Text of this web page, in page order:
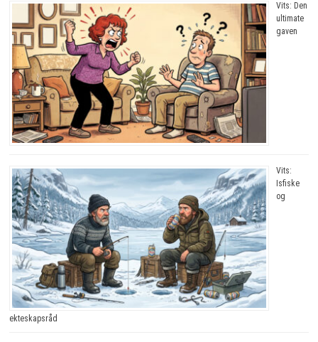
Vits: Den
ultimate
gaven
Vits:
Isfiske
og
ekteskapsråd